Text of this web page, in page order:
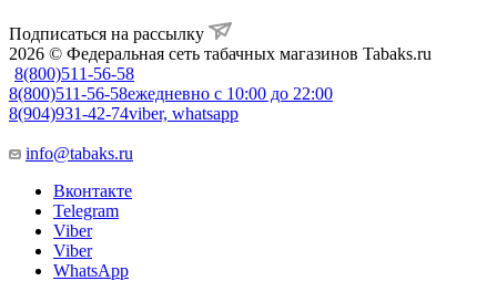
Подписаться на рассылку
2026 © Федеральная сеть табачных магазинов Tabaks.ru
8(800)511-56-58
8(800)511-56-58ежедневно с 10:00 до 22:00
8(904)931-42-74viber, whatsapp
info@tabaks.ru
Вконтакте
Telegram
Viber
Viber
WhatsApp